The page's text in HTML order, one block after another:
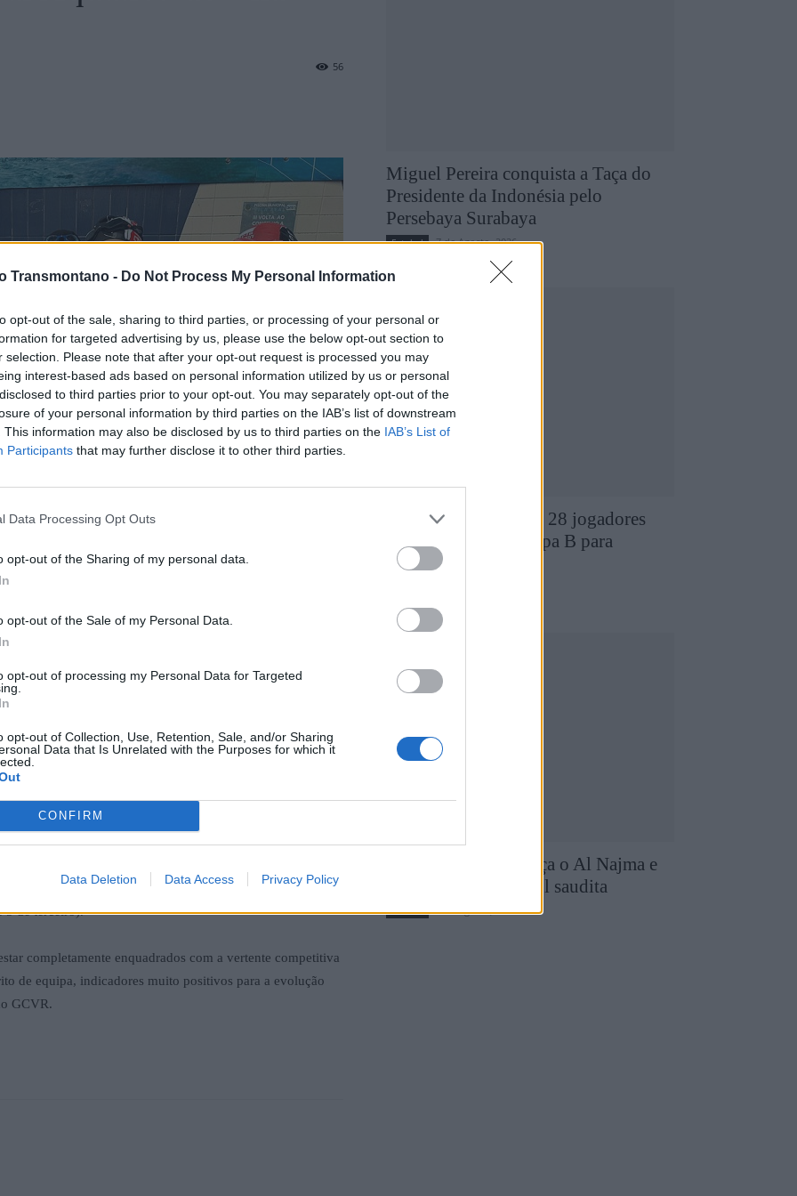
Transmontano - Do Not Process My Personal Information
opt-out of the sale, sharing to third parties, or processing of your personal or
for targeted advertising by us, please use the below opt-out section to
selection. Please note that after your opt-out request is processed you may
interest-based ads based on personal information utilized by us or personal
to third parties prior to your opt-out. You may separately opt-out of the
of your personal information by third parties on the IAB’s list of downstream
This information may also be disclosed by us to third parties on the IAB’s List of
Participants that may further disclose it to other third parties.
Data Processing Opt Outs
opt-out of the Sharing of my personal data.
opt-out of the Sale of my Personal Data.
opt-out of processing my Personal Data for Targeted
opt-out of Collection, Use, Retention, Sale, and/or Sharing
Data that Is Unrelated with the Purposes for which it
CONFIRM
Data Deletion Data Access Privacy Policy
56
Aquático – Vila Real a Nadar, competição realizada
onde estiveram presentes 109 atletas em representação de
que alguns fizeram a estreia em competição: Alice
Juliana Martins, Margarida Fernandes, Margarida Vaz,
Franco, Gabriel Duarte, Gonçalo Migueis, João Monteiro,
a escola de formação do GCVR apresentou bons
nadadores do clube, sendo de destacar 19 pódios
5 de terceiro).
completamente enquadrados com a vertente competitiva
de equipa, indicadores muito positivos para a evolução
GCVR.
Miguel Pereira conquista a Taça do
Presidente da Indonésia pelo
Persebaya Surabaya
Futebol 7 de Agosto, 2026
GD Chaves revela os 28 jogadores
que compõem a equipa B para
2026/2027
Diogo Queirós reforça o Al Najma e
mantém-se no futebol saudita
Futebol 7 de Agosto, 2026